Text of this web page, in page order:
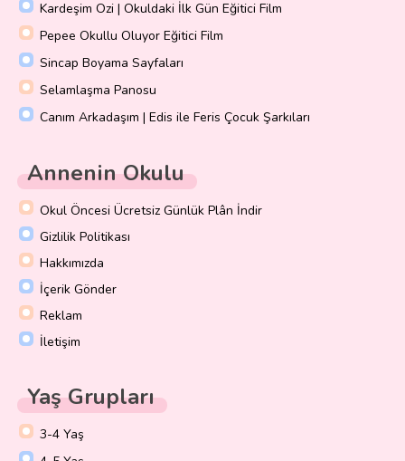
Kardeşim Ozi | Okuldaki İlk Gün Eğitici Film
Pepee Okullu Oluyor Eğitici Film
Sincap Boyama Sayfaları
Selamlaşma Panosu
Canım Arkadaşım | Edis ile Feris Çocuk Şarkıları
Annenin Okulu
Okul Öncesi Ücretsiz Günlük Plân İndir
Gizlilik Politikası
Hakkımızda
İçerik Gönder
Reklam
İletişim
Yaş Grupları
3-4 Yaş